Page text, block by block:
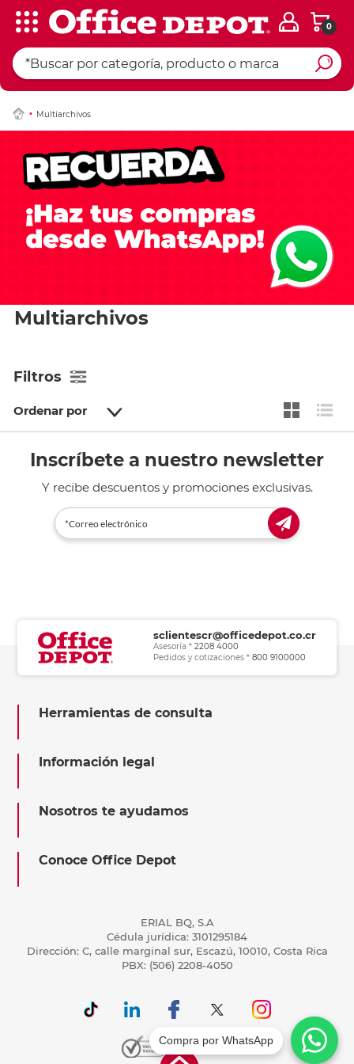
0
Multiarchivos
Multiarchivos
Filtros
Ordenar por
Inscríbete a nuestro newsletter
Y recibe descuentos y promociones exclusivas.
sclientescr@officedepot.co.cr
Asesoría *2208 4000
Pedidos y cotizaciones *800 9100000
Herramientas de consulta
Información legal
Nosotros te ayudamos
Conoce Office Depot
ERIAL BQ, S.A
Cédula jurídica: 3101295184
Dirección: C, calle marginal sur, Escazú, 10010, Costa Rica
PBX: (506) 2208-4050
Compra por WhatsApp